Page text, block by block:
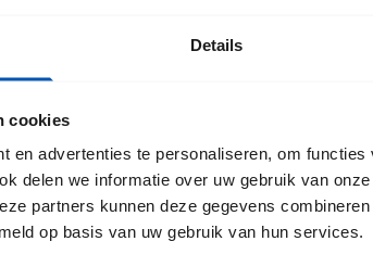
Details
cookies
en advertenties te personaliseren, om
delen we informatie over uw gebruik van
partners kunnen deze gegevens
op basis van uw gebruik van hun services.
Daarom
hier altijd
Gazelle